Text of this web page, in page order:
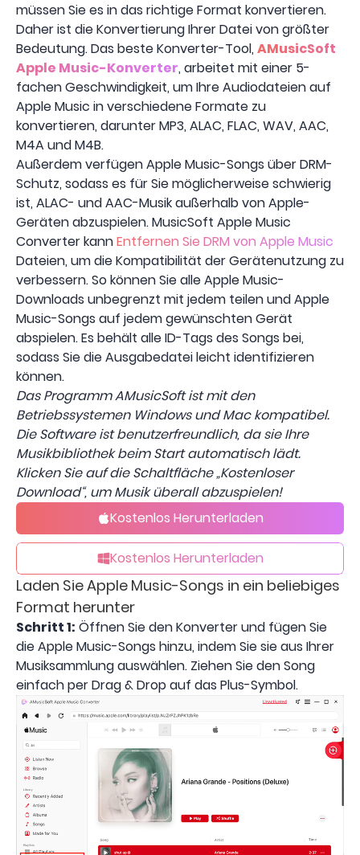
müssen Sie es in das richtige Format konvertieren.
Daher ist die Konvertierung Ihrer Datei von größter
Bedeutung. Das beste Konverter-Tool, AMusicSoft
Apple Music-Konverter, arbeitet mit einer 5-
fachen Geschwindigkeit, um Ihre Audiodateien auf
Apple Music in verschiedene Formate zu
konvertieren, darunter MP3, ALAC, FLAC, WAV, AAC,
M4A und M4B.
Außerdem verfügen Apple Music-Songs über DRM-
Schutz, sodass es für Sie möglicherweise schwierig
ist, ALAC- und AAC-Musik außerhalb von Apple-
Geräten abzuspielen. MusicSoft Apple Music
Converter kannEntfernen Sie DRM von Apple Music
Dateien, um die Kompatibilität der Gerätenutzung zu
verbessern. So können Sie alle Apple Music-
Downloads unbegrenzt mit jedem teilen und Apple
Music-Songs auf jedem gewünschten Gerät
abspielen. Es behält alle ID-Tags des Songs bei,
sodass Sie die Ausgabedatei leicht identifizieren
können.
Das Programm AMusicSoft ist mit den
Betriebssystemen Windows und Mac kompatibel.
Die Software ist benutzerfreundlich, da sie Ihre
Musikbibliothek beim Start automatisch lädt.
Klicken Sie auf die Schaltfläche „Kostenloser
Download“, um Musik überall abzuspielen!
Kostenlos Herunterladen
Kostenlos Herunterladen
Laden Sie Apple Music-Songs in ein beliebiges
Format herunter
Schritt 1: Öffnen Sie den Konverter und fügen Sie
die Apple Music-Songs hinzu, indem Sie sie aus Ihrer
Musiksammlung auswählen. Ziehen Sie den Song
einfach per Drag & Drop auf das Plus-Symbol.